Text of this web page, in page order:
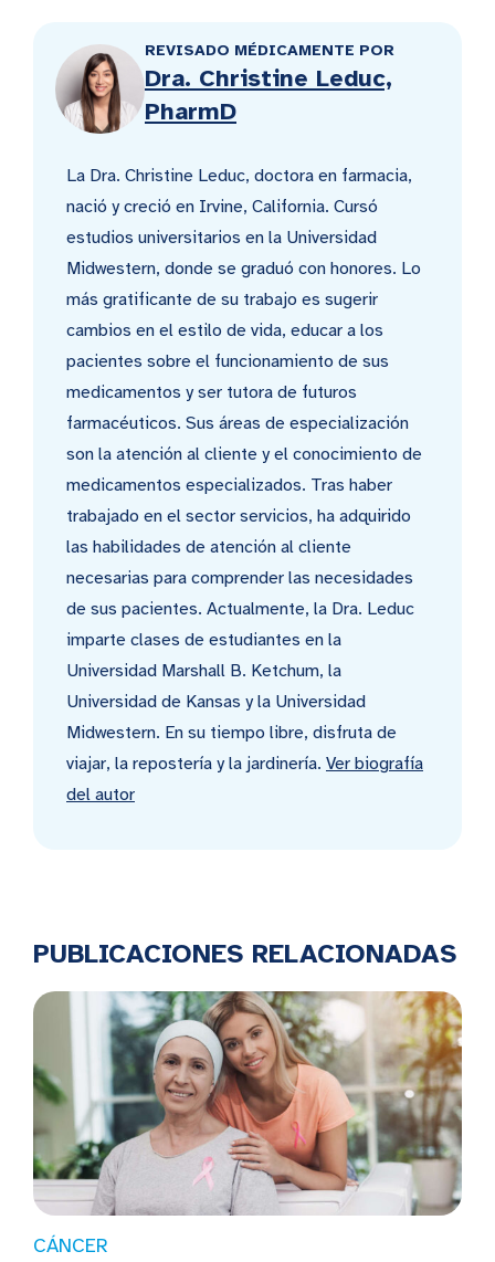
REVISADO MÉDICAMENTE POR
Dra. Christine Leduc,
PharmD
La Dra. Christine Leduc, doctora en farmacia,
nació y creció en Irvine, California. Cursó
estudios universitarios en la Universidad
Midwestern, donde se graduó con honores. Lo
más gratificante de su trabajo es sugerir
cambios en el estilo de vida, educar a los
pacientes sobre el funcionamiento de sus
medicamentos y ser tutora de futuros
farmacéuticos. Sus áreas de especialización
son la atención al cliente y el conocimiento de
medicamentos especializados. Tras haber
trabajado en el sector servicios, ha adquirido
las habilidades de atención al cliente
necesarias para comprender las necesidades
de sus pacientes. Actualmente, la Dra. Leduc
imparte clases de estudiantes en la
Universidad Marshall B. Ketchum, la
Universidad de Kansas y la Universidad
Midwestern. En su tiempo libre, disfruta de
viajar, la repostería y la jardinería. Ver biografía
del autor
PUBLICACIONES RELACIONADAS
CÁNCER